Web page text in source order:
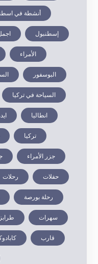
أنشطة في
إسطنبول
الأمراء
البوسفور
السياحة في تركيا
انطاليا
تركيا
جزر الأمراء
حفلات رحلات
رحلة بورصة
سهرات
قارب